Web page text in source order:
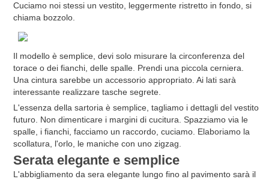
Cuciamo noi stessi un vestito, leggermente ristretto in fondo, si
chiama bozzolo.
Il modello è semplice, devi solo misurare la circonferenza del
torace o dei fianchi, delle spalle. Prendi una piccola cerniera.
Una cintura sarebbe un accessorio appropriato. Ai lati sarà
interessante realizzare tasche segrete.
L'essenza della sartoria è semplice, tagliamo i dettagli del vestito
futuro. Non dimenticare i margini di cucitura. Spazziamo via le
spalle, i fianchi, facciamo un raccordo, cuciamo. Elaboriamo la
scollatura, l'orlo, le maniche con uno zigzag.
Serata elegante e semplice
L'abbigliamento da sera elegante lungo fino al pavimento sarà il